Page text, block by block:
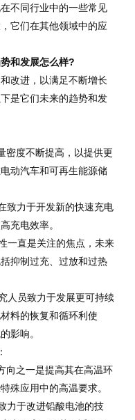
不同行业中的一些常见
它们在其他领域中的应
和发展怎么样?
改进，以满足不断增长
是它们未来的趋势和发
度不断提高，以提供更
动汽车和可再生能源储
力于开发新的快速充电
充电效率。
直是关注的焦点，未来
抑制过充、过放和过热
员致力于发展更可持续
料的恢复和循环利使
影响。
之一是提高其在高温环
殊应用中的高温要求。
于改进铅酸电池的技